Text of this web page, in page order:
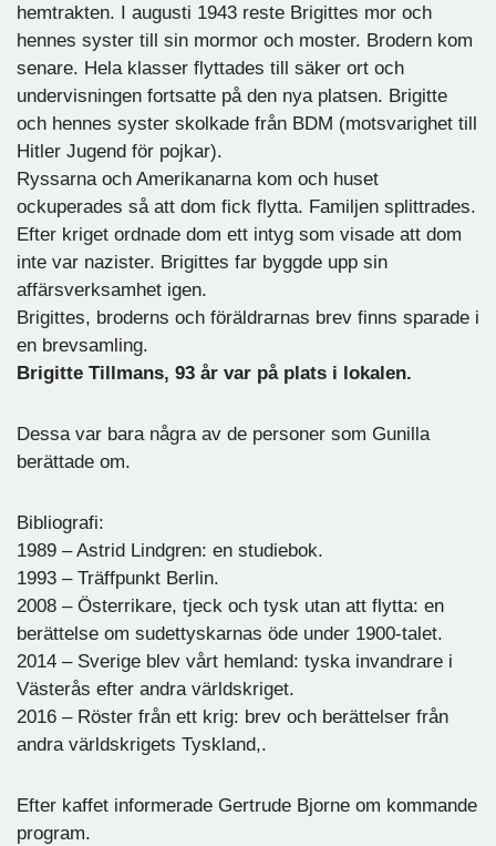
hemtrakten. I augusti 1943 reste Brigittes mor och
hennes syster till sin mormor och moster. Brodern kom
senare. Hela klasser flyttades till säker ort och
undervisningen fortsatte på den nya platsen. Brigitte
och hennes syster skolkade från BDM (motsvarighet till
Hitler Jugend för pojkar).
Ryssarna och Amerikanarna kom och huset
ockuperades så att dom fick flytta. Familjen splittrades.
Efter kriget ordnade dom ett intyg som visade att dom
inte var nazister. Brigittes far byggde upp sin
affärsverksamhet igen.
Brigittes, broderns och föräldrarnas brev finns sparade i
en brevsamling.
Brigitte Tillmans, 93 år var på plats i lokalen.
Dessa var bara några av de personer som Gunilla
berättade om.
Bibliografi:
1989 – Astrid Lindgren: en studiebok.
1993 – Träffpunkt Berlin.
2008 – Österrikare, tjeck och tysk utan att flytta: en
berättelse om sudettyskarnas öde under 1900-talet.
2014 – Sverige blev vårt hemland: tyska invandrare i
Västerås efter andra världskriget.
2016 – Röster från ett krig: brev och berättelser från
andra världskrigets Tyskland,.
Efter kaffet informerade Gertrude Bjorne om kommande
program.